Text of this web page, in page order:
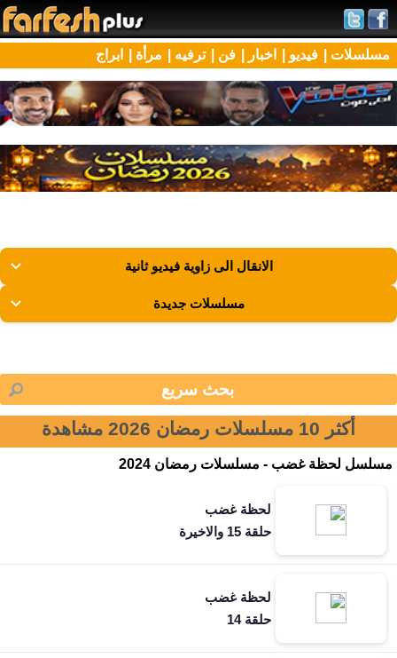
مسلسلات | فيديو | اخبار | فن | ترفيه | مرأة | ابراج
أكثر 10 مسلسلات رمضان 2026 مشاهدة
مسلسل لحظة غضب - مسلسلات رمضان 2024
لحظة غضب
حلقة 15 والاخيرة
لحظة غضب
حلقة 14